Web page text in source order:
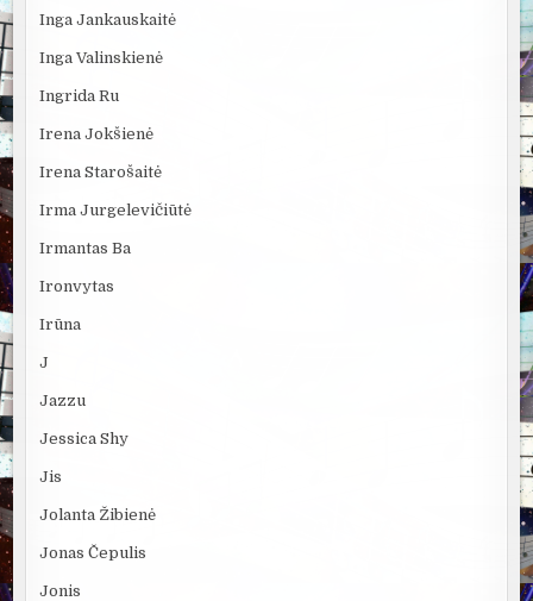
Inga Jankauskaitė
Inga Valinskienė
Ingrida Ru
Irena Jokšienė
Irena Starošaitė
Irma Jurgelevičiūtė
Irmantas Ba
Ironvytas
Irūna
J
Jazzu
Jessica Shy
Jis
Jolanta Žibienė
Jonas Čepulis
Jonis